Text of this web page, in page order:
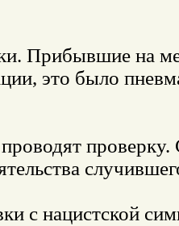
Прибывшие на
это было
с нацистской